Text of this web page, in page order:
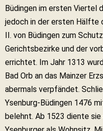
Büdingen im ersten Viertel
jedoch in der ersten Hälfte
II. von Büdingen zum
Gerichtsbezirke und der
errichtet. Im Jahr 1313
Bad Orb an das Mainzer
abermals verpfändet.
Ysenburg-Büdingen 1476
belehnt. Ab 1523 diente sie